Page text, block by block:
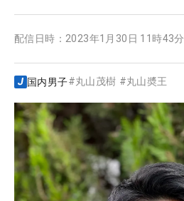
配信日時： 2023年1月30日 11時43分
国内男子#丸山茂樹 #丸山奬王